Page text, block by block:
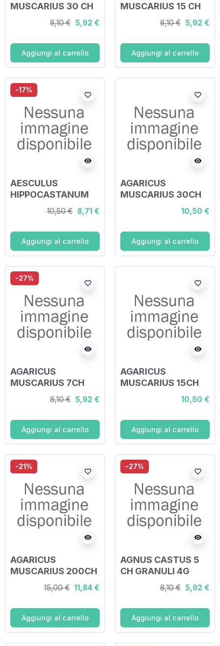
MUSCARIUS 30 CH
GRANULI 4G
8,10 € 5,92 €
Aggiungi al carrello
MUSCARIUS 15 CH
GRANULI 4G
8,10 € 5,92 €
Aggiungi al carrello
-17%
visibility
favorite_border
AESCULUS
HIPPOCASTANUM
5CH GRANULI
10,50 € 8,71 €
Aggiungi al carrello
visibility
favorite_border
AGARICUS
MUSCARIUS 30CH
10,50 €
Aggiungi al carrello
-27%
visibility
favorite_border
AGARICUS
MUSCARIUS 7CH
GRANULI 4G
8,10 € 5,92 €
Aggiungi al carrello
visibility
favorite_border
AGARICUS
MUSCARIUS 15CH
10,50 €
Aggiungi al carrello
-21%
visibility
favorite_border
AGARICUS
MUSCARIUS 200CH
GRANULI
15,00 € 11,84 €
Aggiungi al carrello
-27%
visibility
favorite_border
AGNUS CASTUS 5
CH GRANULI 4G
8,10 € 5,92 €
Aggiungi al carrello